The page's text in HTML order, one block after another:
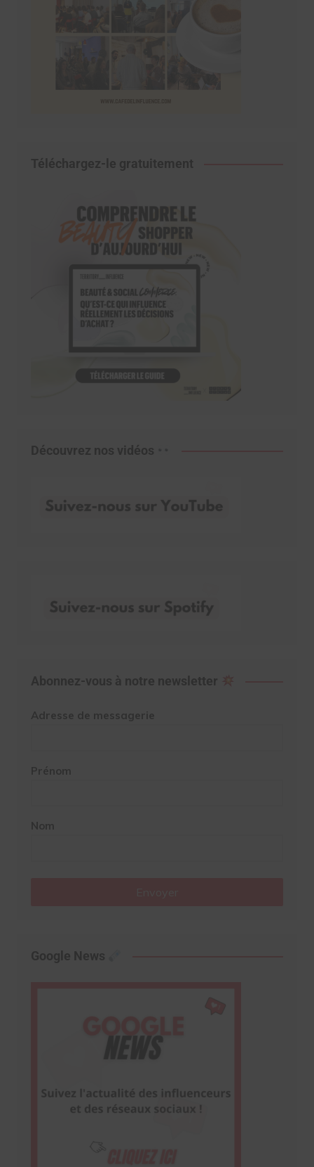
Téléchargez-le gratuitement
Découvrez nos vidéos
Abonnez-vous à notre newsletter
Adresse de messagerie
Prénom
Nom
Google News